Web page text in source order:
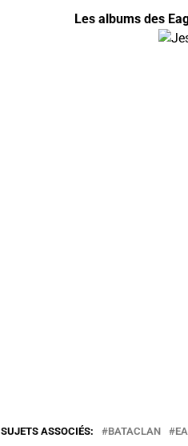
Les albums des
SUJETS ASSOCIÉS: BATACLAN